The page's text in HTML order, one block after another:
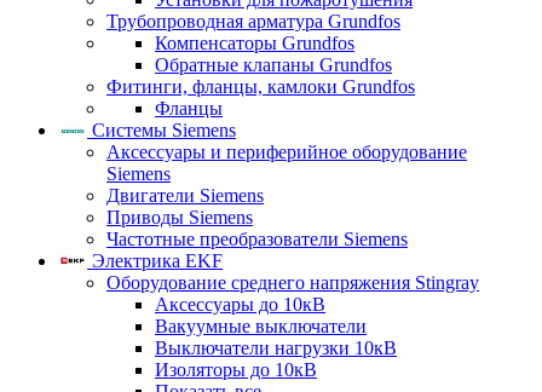
Трубопроводная арматура Grundfos
Компенсаторы Grundfos
Обратные клапаны Grundfos
Фитинги, фланцы, камлоки Grundfos
Фланцы
Системы Siemens
Аксессуары и периферийное оборудование
Siemens
Двигатели Siemens
Приводы Siemens
Частотные преобразователи Siemens
Электрика EKF
Оборудование среднего напряжения Stingray
Аксессуары до 10кВ
Вакуумные выключатели
Выключатели нагрузки 10кВ
Изоляторы до 10кВ